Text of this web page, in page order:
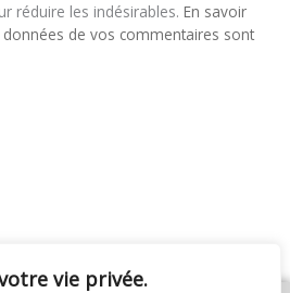
vie privée.
réduire les indésirables. En savoir
de vos commentaires sont